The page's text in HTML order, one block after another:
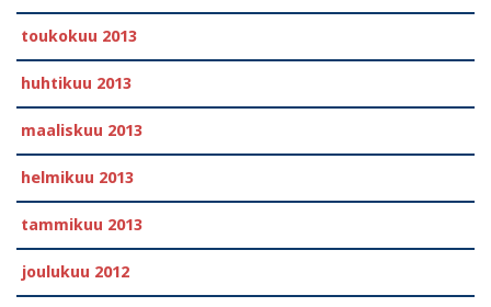
toukokuu 2013
huhtikuu 2013
maaliskuu 2013
helmikuu 2013
tammikuu 2013
joulukuu 2012